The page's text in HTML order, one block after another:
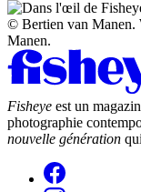
© Bertien van Manen.
Manen.
Fisheye est un
photographie
nouvelle génération